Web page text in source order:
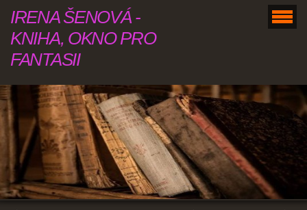
IRENA ŠENOVÁ -
KNIHA, OKNO PRO
FANTASII